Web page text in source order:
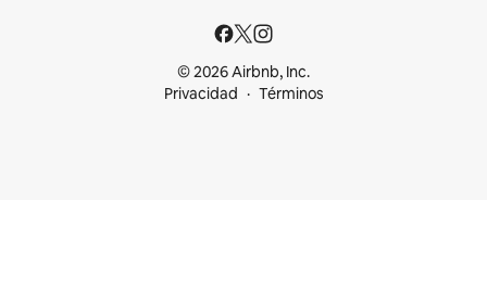
© 2026 Airbnb, Inc.
Privacidad
Términos